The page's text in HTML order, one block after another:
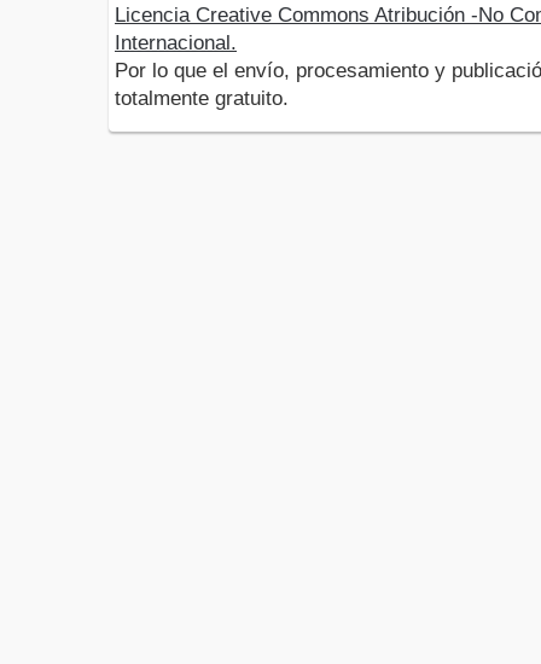
Licencia Creative Commons Atribución -No
Internacional.
Por lo que el envío, procesamiento y
totalmente gratuito.